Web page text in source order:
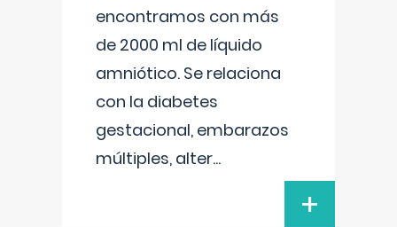
encontramos con más
de 2000 ml de líquido
amniótico. Se relaciona
con la diabetes
gestacional, embarazos
múltiples, alter...
+